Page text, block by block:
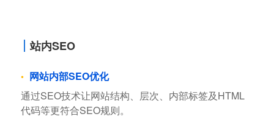
站内SEO
网站内部SEO优化
通过SEO技术让网站结构、层次、内部标签及HTML
代码等更符合SEO规则。